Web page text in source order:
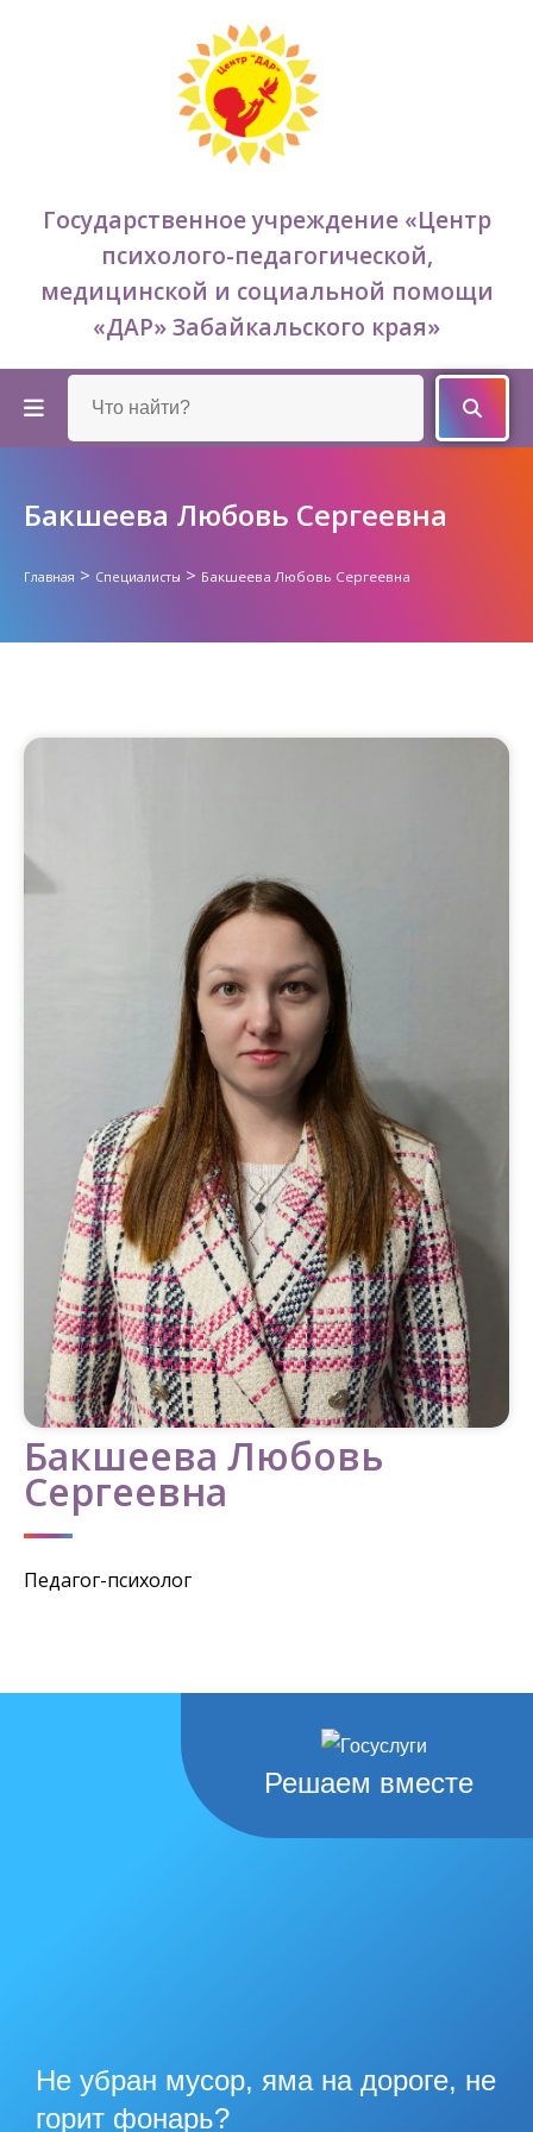
Государственное учреждение «Центр
психолого-педагогической,
медицинской и социальной помощи
«ДАР» Забайкальского края»
Бакшеева Любовь Сергеевна
Главная > Специалисты > Бакшеева Любовь Сергеевна
Бакшеева Любовь
Сергеевна
Педагог-психолог
Решаем вместе
Не убран мусор, яма на дороге, не
горит фонарь?